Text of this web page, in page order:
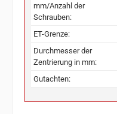
mm/Anzahl der
Schrauben:
ET-Grenze:
Durchmesser der
Zentrierung in mm:
Gutachten: